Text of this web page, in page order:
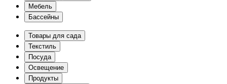
Мебель
Бассейны
Товары для сада
Текстиль
Посуда
Освещение
Продукты